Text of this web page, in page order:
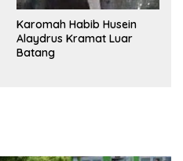
Karomah Habib Husein
Alaydrus Kramat Luar
Batang